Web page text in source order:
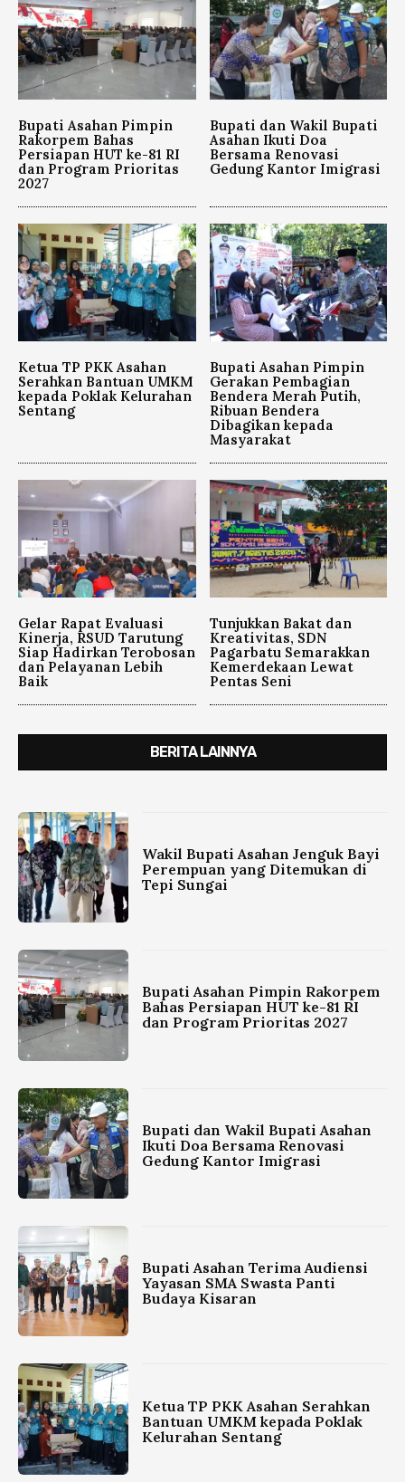
Bupati Asahan Pimpin
Rakorpem Bahas
Persiapan HUT ke-81 RI
dan Program Prioritas
2027
Bupati dan Wakil Bupati
Asahan Ikuti Doa
Bersama Renovasi
Gedung Kantor Imigrasi
Ketua TP PKK Asahan
Serahkan Bantuan UMKM
kepada Poklak Kelurahan
Sentang
Bupati Asahan Pimpin
Gerakan Pembagian
Bendera Merah Putih,
Ribuan Bendera
Dibagikan kepada
Masyarakat
Gelar Rapat Evaluasi
Kinerja, RSUD Tarutung
Siap Hadirkan Terobosan
dan Pelayanan Lebih
Baik
Tunjukkan Bakat dan
Kreativitas, SDN
Pagarbatu Semarakkan
Kemerdekaan Lewat
Pentas Seni
BERITA LAINNYA
Wakil Bupati Asahan Jenguk Bayi
Perempuan yang Ditemukan di
Tepi Sungai
Bupati Asahan Pimpin Rakorpem
Bahas Persiapan HUT ke-81 RI
dan Program Prioritas 2027
Bupati dan Wakil Bupati Asahan
Ikuti Doa Bersama Renovasi
Gedung Kantor Imigrasi
Bupati Asahan Terima Audiensi
Yayasan SMA Swasta Panti
Budaya Kisaran
Ketua TP PKK Asahan Serahkan
Bantuan UMKM kepada Poklak
Kelurahan Sentang